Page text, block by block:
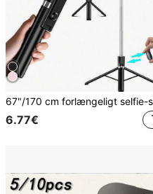
6.77€